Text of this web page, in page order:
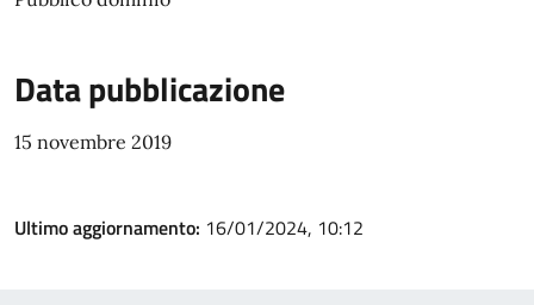
Data pubblicazione
15 novembre 2019
Ultimo aggiornamento: 16/01/2024, 10:12